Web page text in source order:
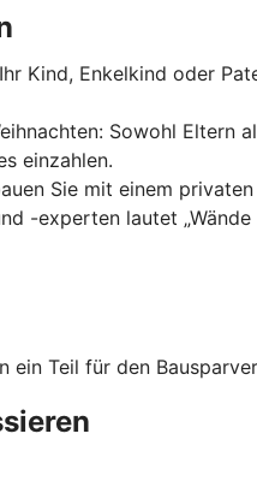
Kind, Enkelkind oder
Sowohl Eltern
einzahlen.
Sie mit einem
-experten lautet „Wände
ein Teil für den